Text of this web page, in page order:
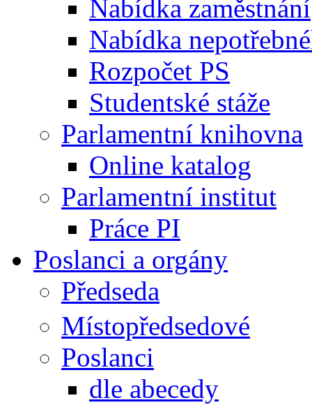
Nabídka zaměstnání
Nabídka
Rozpočet PS
Studentské stáže
Parlamentní knihovna
Online katalog
Parlamentní institut
Práce PI
Poslanci a orgány
Předseda
Místopředsedové
Poslanci
dle abecedy